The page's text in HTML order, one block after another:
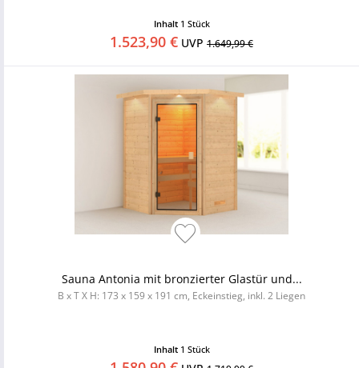
Inhalt 1 Stück
1.523,90 € UVP 1.649,99 €
Sauna Antonia mit bronzierter Glastür und...
B x T X H: 173 x 159 x 191 cm, Eckeinstieg, inkl. 2 Liegen
Inhalt 1 Stück